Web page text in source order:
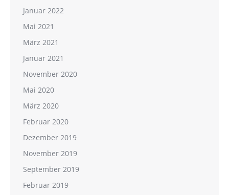
Januar 2022
Mai 2021
März 2021
Januar 2021
November 2020
Mai 2020
März 2020
Februar 2020
Dezember 2019
November 2019
September 2019
Februar 2019